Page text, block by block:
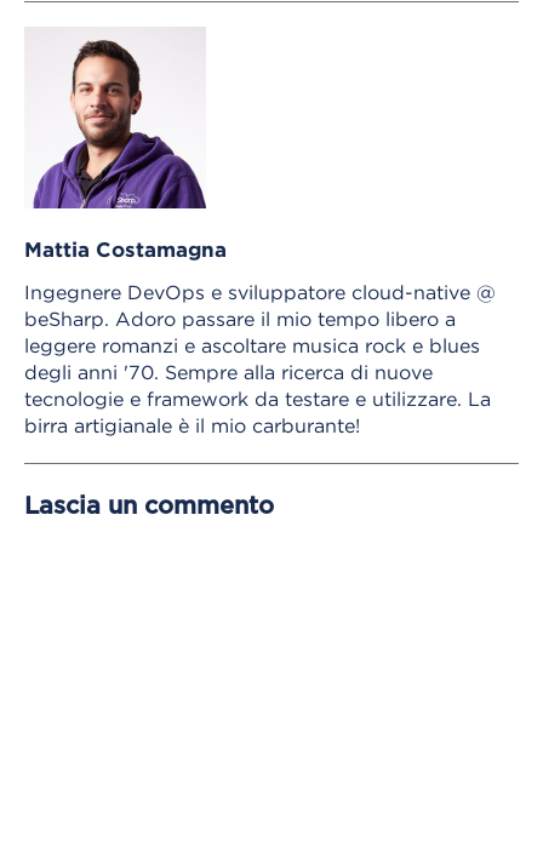
Mattia Costamagna
Ingegnere DevOps e sviluppatore cloud-native @
beSharp. Adoro passare il mio tempo libero a
leggere romanzi e ascoltare musica rock e blues
degli anni '70. Sempre alla ricerca di nuove
tecnologie e framework da testare e utilizzare. La
birra artigianale è il mio carburante!
Lascia un commento